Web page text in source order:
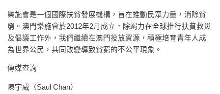
樂施會是一個國際扶貧發展機構，旨在推動民眾力量，消除貧
窮。澳門樂施會於2012年2月成立，除竭力在全球推行扶貧救災
及倡議工作外，我們繼續在澳門投放資源，積極培育青年人成
為世界公民，共同改變導致貧窮的不公平現象。
傳媒查詢
陳宇威（Saul Chan）